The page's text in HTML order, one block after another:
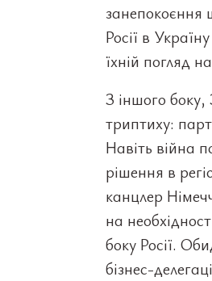
занепокоєння
Росії в
їхній погляд
З іншого
триптиху:
Навіть війна
рішення в
канцлер
на
боку Росії.
бізнес-